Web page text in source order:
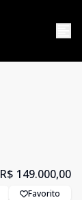
R$ 149.000,00
Favorito